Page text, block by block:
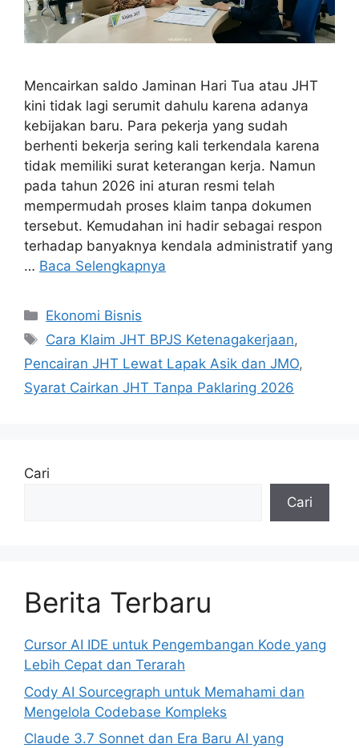
Mencairkan saldo Jaminan Hari Tua atau JHT
kini tidak lagi serumit dahulu karena adanya
kebijakan baru. Para pekerja yang sudah
berhenti bekerja sering kali terkendala karena
tidak memiliki surat keterangan kerja. Namun
pada tahun 2026 ini aturan resmi telah
mempermudah proses klaim tanpa dokumen
tersebut. Kemudahan ini hadir sebagai respon
terhadap banyaknya kendala administratif yang
… Baca Selengkapnya
Kategori
Ekonomi Bisnis
Tag
Cara Klaim JHT BPJS Ketenagakerjaan,
Pencairan JHT Lewat Lapak Asik dan JMO,
Syarat Cairkan JHT Tanpa Paklaring 2026
Cari
Cari
Berita Terbaru
Cursor AI IDE untuk Pengembangan Kode yang
Lebih Cepat dan Terarah
Cody AI Sourcegraph untuk Memahami dan
Mengelola Codebase Kompleks
Claude 3.7 Sonnet dan Era Baru AI yang